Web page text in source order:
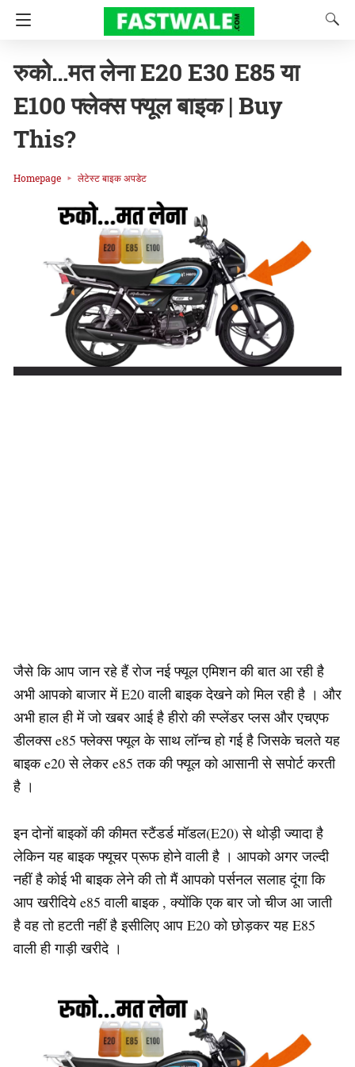
रुको…मत लेना E20 E30 E85 या
E100 फ्लेक्स फ्यूल बाइक | Buy
This?
Homepage लेटेस्ट बाइक अपडेट
जैसे कि आप जान रहे हैं रोज नई फ्यूल एमिशन की बात आ रही है
अभी आपको बाजार में E20 वाली बाइक देखने को मिल रही है ।‌ और
अभी हाल ही में जो खबर आई है हीरो की स्प्लेंडर प्लस और एचएफ
डीलक्स e85 फ्लेक्स फ्यूल के साथ लॉन्च हो गई है जिसके चलते यह
बाइक e20 से लेकर e85 तक की फ्यूल को आसानी से सपोर्ट करती
है ‌।
इन दोनों बाइकों की कीमत स्टैंडर्ड मॉडल(E20) से थोड़ी ज्यादा है
लेकिन यह बाइक फ्यूचर प्रूफ होने वाली है । आपको अगर जल्दी
नहीं है कोई भी बाइक लेने की तो मैं आपको पर्सनल सलाह दूंगा कि
आप खरीदिये e85 वाली बाइक , क्योंकि एक बार जो चीज आ जाती
है वह तो हटती नहीं है इसीलिए आप E20 को छोड़कर यह E85
वाली ही गाड़ी खरीदे ।